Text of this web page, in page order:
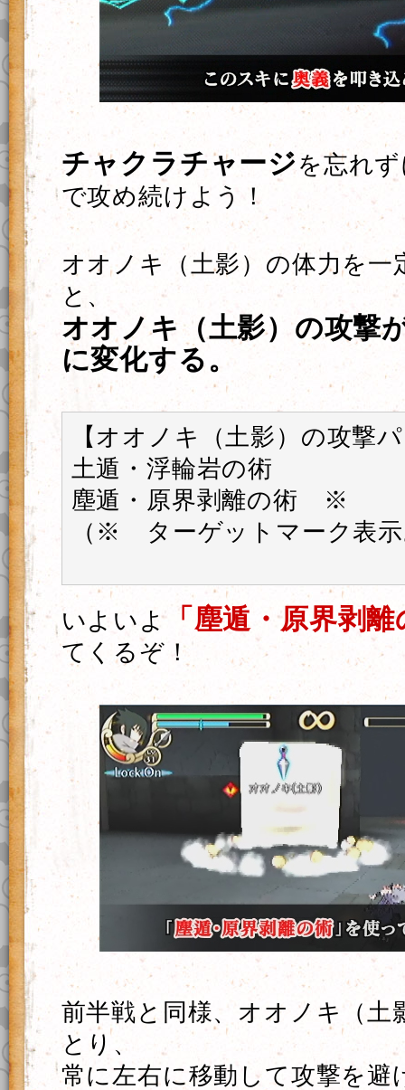
チャクラチャージ を忘れ
で攻め続けよう！
オオノキ（土影）の体力を一
と、
オオノキ（土影）の攻撃
に変化する。
【オオノキ（土影）の攻撃
土遁・浮輪岩の術
塵遁・原界剥離の術 ※
（※ ターゲットマーク表
いよいよ 「塵遁・原界剥
てくるぞ！
前半戦と同様、オオノキ（土
とり、
常に左右に移動して攻撃を避